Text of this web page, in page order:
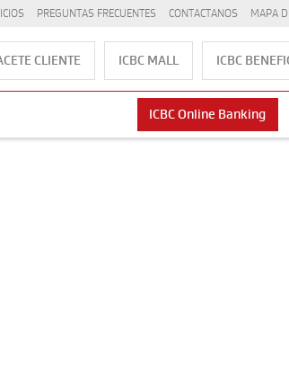
PREGUNTAS FRECUENTES CONTACTANOS MAPA
CLIENTE ICBC MALL ICBC
ICBC Online Banking